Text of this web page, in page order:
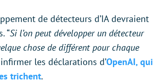
de détecteurs d’IA devraient
“Si l’on peut développer un détecteur
chose de différent pour chaque
les déclarations d’OpenAI, qui
trichent.